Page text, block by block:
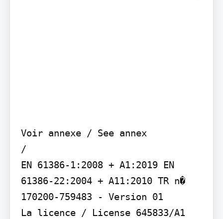
Voir annexe / See annex
/
EN 61386-1:2008 + A1:2019 EN
61386-22:2004 + A11:2010 TR n�
170200-759483 - Version 01
La licence / License 645833/A1